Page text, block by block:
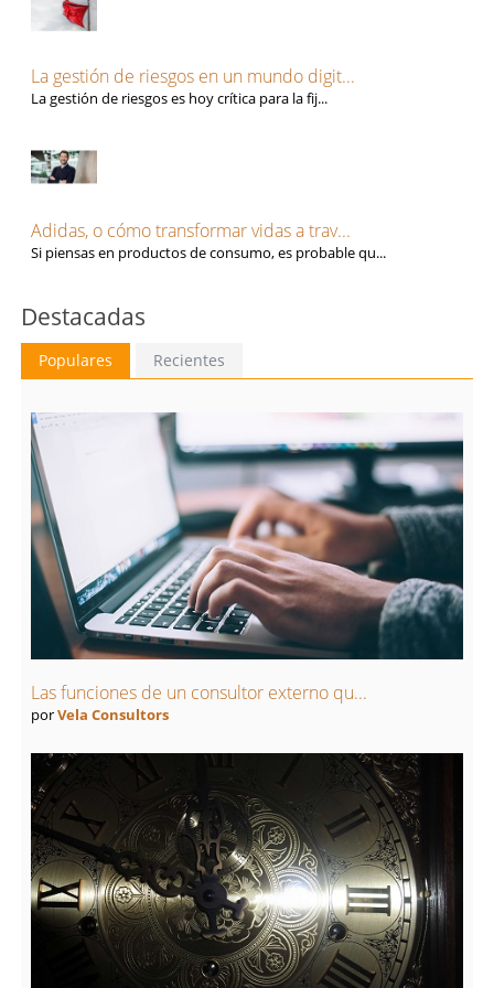
Sevilla
Tarragona
Teruel
Valladolid
Vizcaya
Zaragoza
Seguros
Tecnología, Software e IA
Ventas y Comercial
La gestión de riesgos en un mundo digit...
La gestión de riesgos es hoy crítica para la fij...
Adidas, o cómo transformar vidas a trav...
Si piensas en productos de consumo, es probable qu...
Destacadas
Populares Recientes
Las funciones de un consultor externo qu...
porVela Consultors